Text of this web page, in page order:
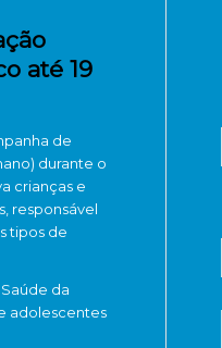
até 19
de
durante o
crianças e
responsável
tipos de
da
adolescentes